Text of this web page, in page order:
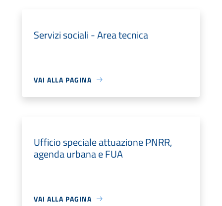
Servizi sociali - Area tecnica
VAI ALLA PAGINA
Ufficio speciale attuazione PNRR,
agenda urbana e FUA
VAI ALLA PAGINA